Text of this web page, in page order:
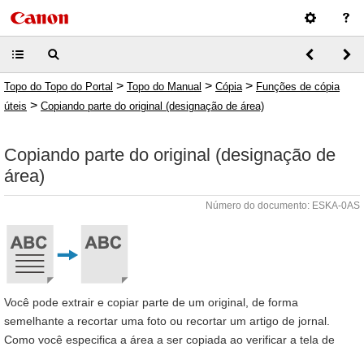
Topo do Topo do Portal > Topo do Manual > Cópia > Funções de cópia
úteis > Copiando parte do original (designação de área)
Copiando parte do original (designação de
área)
Número do documento: ESKA-0AS
Você pode extrair e copiar parte de um original, de forma
semelhante a recortar uma foto ou recortar um artigo de jornal.
Como você especifica a área a ser copiada ao verificar a tela de